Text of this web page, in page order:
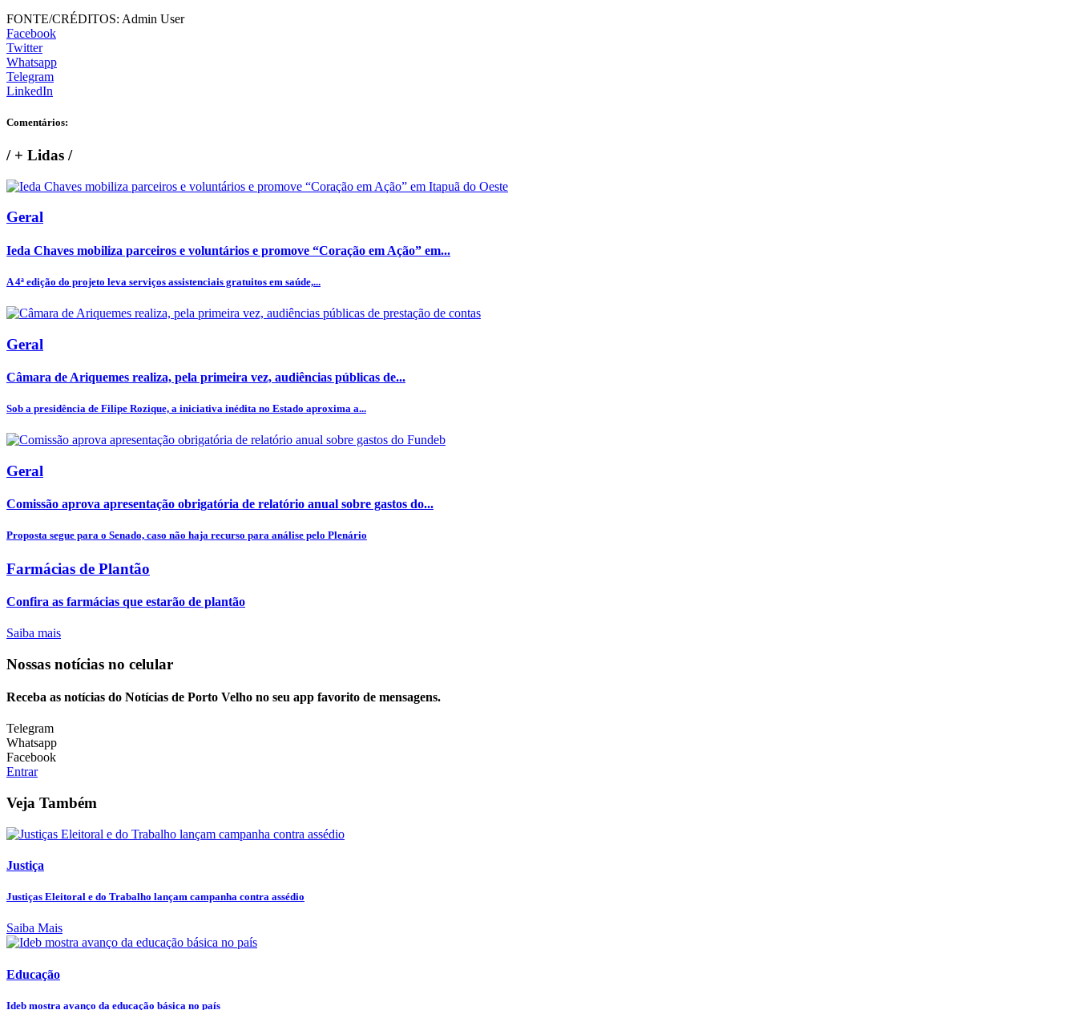
FONTE/CRÉDITOS: Admin User
Facebook
Twitter
Whatsapp
Telegram
LinkedIn
Comentários:
/+ Lidas /
Geral
Ieda Chaves mobiliza parceiros e voluntários e promove “Coração em Ação” em...
A 4ª edição do projeto leva serviços assistenciais gratuitos em saúde,...
Geral
Câmara de Ariquemes realiza, pela primeira vez, audiências públicas de...
Sob a presidência de Filipe Rozique, a iniciativa inédita no Estado aproxima a...
Geral
Comissão aprova apresentação obrigatória de relatório anual sobre gastos do...
Proposta segue para o Senado, caso não haja recurso para análise pelo Plenário
Farmácias de Plantão
Confira as farmácias que estarão de plantão
Saiba mais
Nossas notícias no celular
Receba as notícias do Notícias de Porto Velho no seu app favorito de mensagens.
Telegram
Whatsapp
Facebook
Entrar
Veja Também
Justiça
Justiças Eleitoral e do Trabalho lançam campanha contra assédio
Saiba Mais
Educação
Ideb mostra avanço da educação básica no país